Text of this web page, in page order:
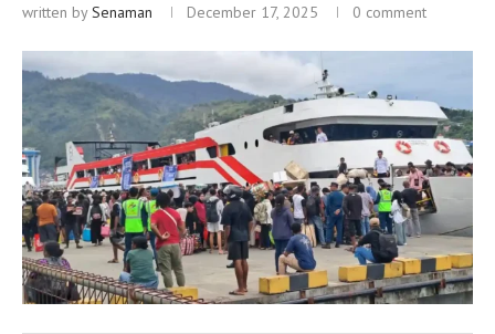
written bySenaman December 17, 2025 0 comment